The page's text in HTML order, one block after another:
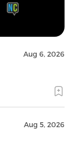
Aug 6, 2026
Aug 5, 2026